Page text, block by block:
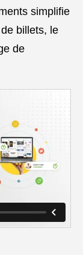
simplifie
billets, le
de